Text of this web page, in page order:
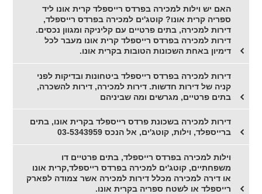
האם יש וילות למכירה בפרדס רייספלד קרית אונו ליד
ספריה קרית אונו? קוטג'ים למכירה בפרדס רייספלד,
דירות למכירה, בתים פרטיים עם קליניקה ומגוון נכסים.
דירות למכירה בפרדס רייספלד קרית אונו מעבר לכל
דימיון באחת השכונות הטובות בקרית אונו.
דירות למכירה בפרדס רייספלד ביטחונות ובדיקות לפני
קניה של דירות חדשות. דירות למכירה, דירות להשכרה,
בתים פרטיים, מגרשים ומה שביניהם
דירות למכירה בשכונת פרדס רייספלד בקרית אונו, בתים
ברייספלד, וילות, קוטג'ים, אל הנכס 03-5343959
וילות למכירה בפרדס רייספלד, בתים פרטיים דו
משפחתיים, קוטג'ים למכירה בפרדס רייספלד,קרית אונו
או דירה למכירה מכלל דירות למכירה אשר צמודה לפארק
רייספלד או לשטח ספריה בקרית אונו.